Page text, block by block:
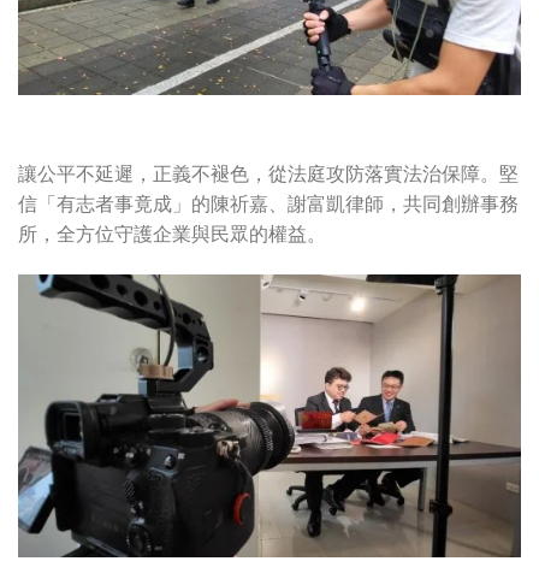
讓公平不延遲，正義不褪色，從法庭攻防落實法治保障。堅
信「有志者事竟成」的陳祈嘉、謝富凱律師，共同創辦事務
所，全方位守護企業與民眾的權益。